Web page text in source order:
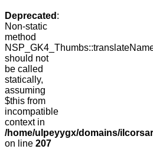
Deprecated :
Non-static
method
should not
be called
statically,
assuming
$this from
incompatible
context in
/home/ulpeyygx/domains/
on line 207